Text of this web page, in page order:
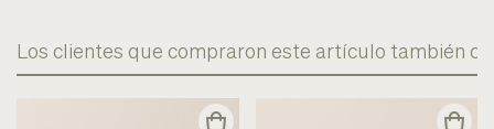
Los clientes que compraron este artículo también